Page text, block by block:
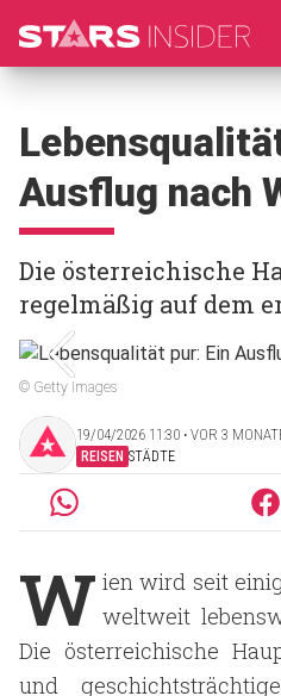
Ausflug nach
Die österreichische
regelmäßig auf dem
© Getty Images
19/04/2026 11:30 ‧ VOR 3
REISEN STÄDTE
W ien wird seit
weltweit
Die österreichische
und